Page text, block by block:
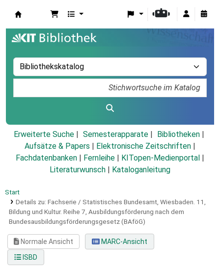
Erweiterte Suche Semesterapparate
Bibliotheken
Aufsätze & Papers
Elektronische Zeitschriften
Fachdatenbanken
Fernleihe KITopen-Medienportal
Literaturwunsch
Kataloganleitung
Start
Details zu: Fachserie / Statistisches Bundesamt, Wiesbaden. 11,
Bildung und Kultur. Reihe 7, Ausbildungsförderung nach dem
Bundesausbildungsförderungsgesetz (BAföG)
Normale Ansicht
MARC-Ansicht
ISBD